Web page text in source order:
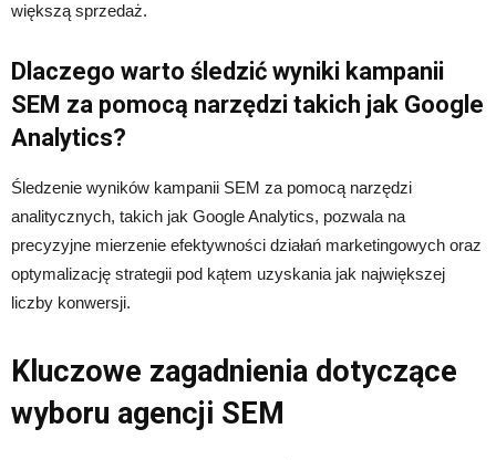
większą sprzedaż.
Dlaczego warto śledzić wyniki kampanii
SEM za pomocą narzędzi takich jak Google
Analytics?
Śledzenie wyników kampanii SEM za pomocą narzędzi
analitycznych, takich jak Google Analytics, pozwala na
precyzyjne mierzenie efektywności działań marketingowych oraz
optymalizację strategii pod kątem uzyskania jak największej
liczby konwersji.
Kluczowe zagadnienia dotyczące
wyboru agencji SEM